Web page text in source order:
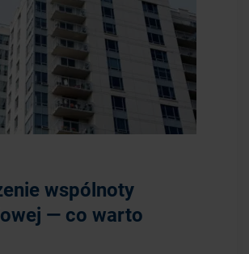
wspólnoty
— co warto